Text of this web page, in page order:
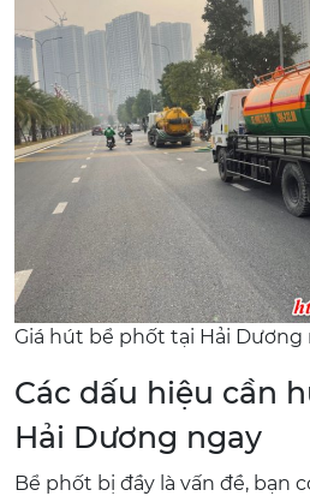
Giá hút bể phốt tại Hải
Các dấu hiệu cần
Hải Dương ngay
Bể phốt bị đầy là vấn đề, bạn